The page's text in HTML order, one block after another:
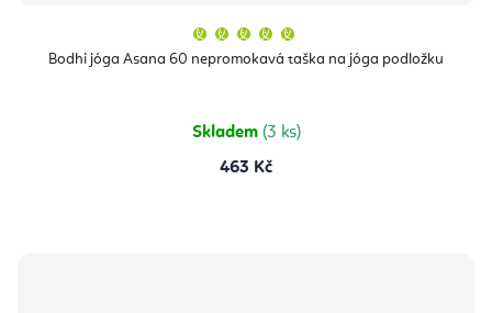
Bodhi jóga Asana 60 nepromokavá taška na jóga podložku
produktu
je
hvězdiček.
Skladem (3 ks)
463 Kč